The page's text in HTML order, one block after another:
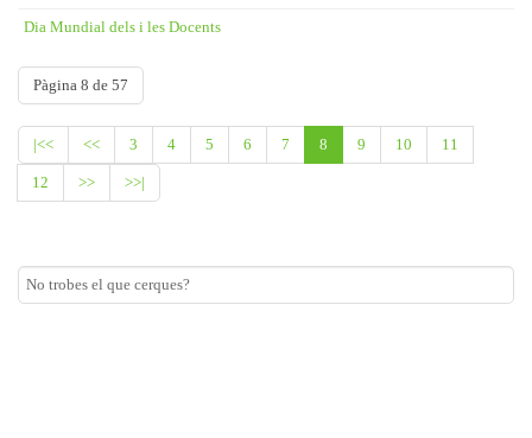
Dia Mundial dels i les Docents
Pàgina 8 de 57
|<< << 3 4 5 6 7 8 9 10 11
12 >> >>|